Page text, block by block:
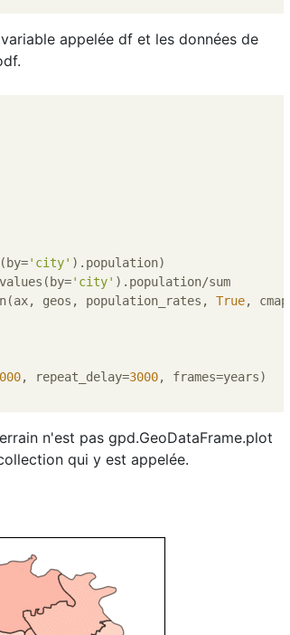
appelée df et les données de
'city' ).population)
'city' ).population/sum
geos, population_rates,
True, cmap=
, repeat_delay=3000, frames=years)
n'est pas gpd.GeoDataFrame.plot
qui y est appelée.